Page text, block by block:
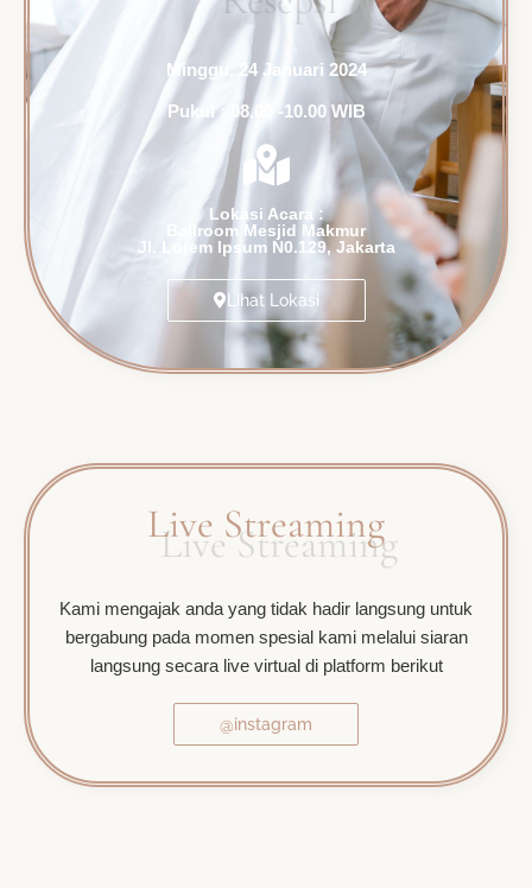
Minggu, 24 Januari 2024
Pukul : 08.00 -10.00 WIB
Lokasi Acara :
Ballroom Mesjid Makmur
Jl. Lorem Ipsum N0.129, Jakarta
Lihat Lokasi
Live Streaming
Kami mengajak anda yang tidak hadir langsung untuk
bergabung pada momen spesial kami melalui siaran
langsung secara live virtual di platform berikut
@instagram